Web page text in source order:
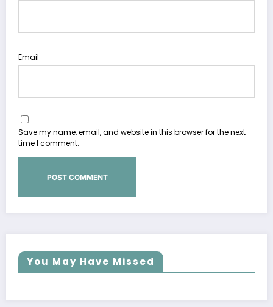
Email
Save my name, email, and website in this browser for the next
time I comment.
You May Have Missed